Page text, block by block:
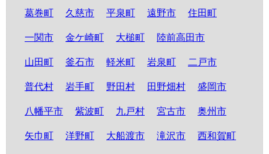
葛巻町
久慈市 平泉町 遠野市 住田町
一関市 金ケ崎町 大槌町 陸前高田市
山田町 釜石市 軽米町 岩泉町 二戸市
普代村 岩手町 野田村 田野畑村 盛岡市
八幡平市 紫波町 九戸村 宮古市 奥州市
矢巾町 洋野町 大船渡市 滝沢市 西和賀町